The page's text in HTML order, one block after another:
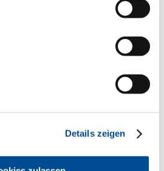
Details zeigen
ist für diesen Vortrag
Susanne Remlinger und
für Praxisführung,